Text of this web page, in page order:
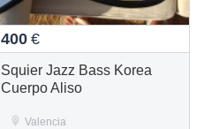
400 €
Squier Jazz Bass Korea
Cuerpo Aliso
Valencia